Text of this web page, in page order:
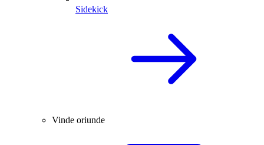
Sidekick
Vinde oriunde